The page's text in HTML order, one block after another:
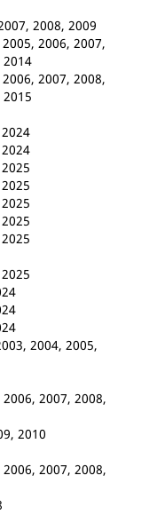
2008, 2009
2006, 2007,
2014
2007, 2008,
2004, 2005,
2006, 2007, 2008,
2010
2006, 2007, 2008,